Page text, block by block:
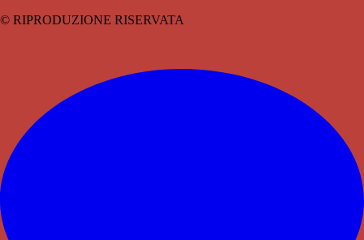
© RIPRODUZIONE RISERVATA